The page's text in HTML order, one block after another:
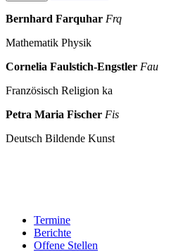
Bernhard Farquhar Frq
Mathematik Physik
Cornelia Faulstich-Engstler Fau
Französisch Religion ka
Petra Maria Fischer Fis
Deutsch Bildende Kunst
Termine
Berichte
Offene Stellen